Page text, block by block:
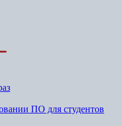
ПО для студентов